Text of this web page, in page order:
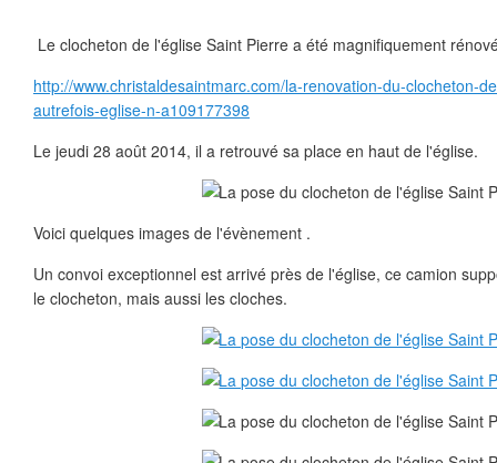
Le clocheton de l'église Saint Pierre a été magnifiquement
http://www.christaldesaintmarc.com/la-renovation-du-clocheton-
autrefois-eglise-n-a109177398
Le jeudi 28 août 2014, il a retrouvé sa place en haut de l'église.
Voici quelques images de l'évènement .
Un convoi exceptionnel est arrivé près de l'église, ce camion
le clocheton, mais aussi les cloches.